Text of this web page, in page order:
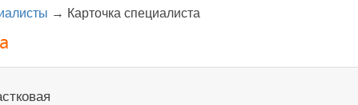
→ Карточка специалиста